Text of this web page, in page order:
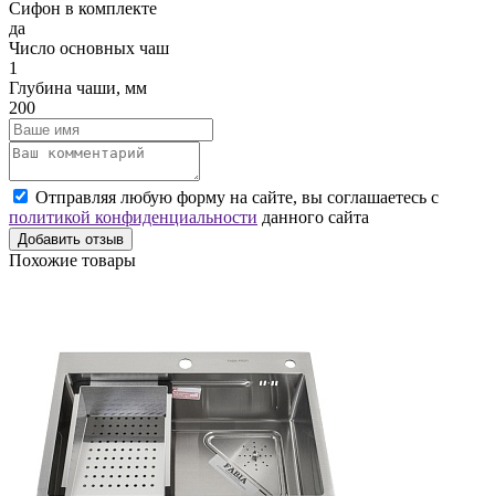
Сифон в комплекте
да
Число основных чаш
1
Глубина чаши, мм
200
Отправляя любую форму на сайте, вы соглашаетесь с
политикой конфиденциальности данного сайта
Добавить отзыв
Похожие товары